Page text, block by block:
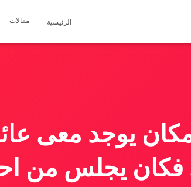
الرئيسية مقالات
يوجد معى
فكان يجلس من